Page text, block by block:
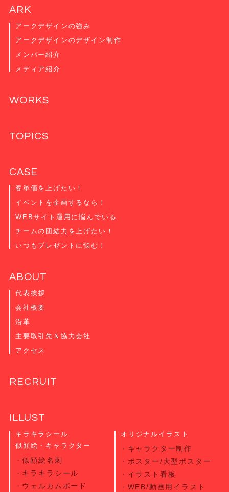
ARK
アークデザインの強み
アークデザインのデザイン制作
メンバー紹介
メディア紹介
WORKS
TOPICS
CASE
客単価を上げたい！
イベントを企画するなら！
WEBサイト運用に悩んでいる
チームの団結力を上げたい！
いつもプレゼントに悩む！
ABOUT
代表挨拶
会社概要
沿革
主要取引先＆協力会社
アクセス
RECRUIT
ILLUST
キラキラシール
似顔絵・キャラクター
似顔絵名刺
キラキラシール
ウェルカムボード
オリジナルイラスト
キャラクター制作
ポスター/大型ポスター
イラスト看板
WEB/動画用イラスト